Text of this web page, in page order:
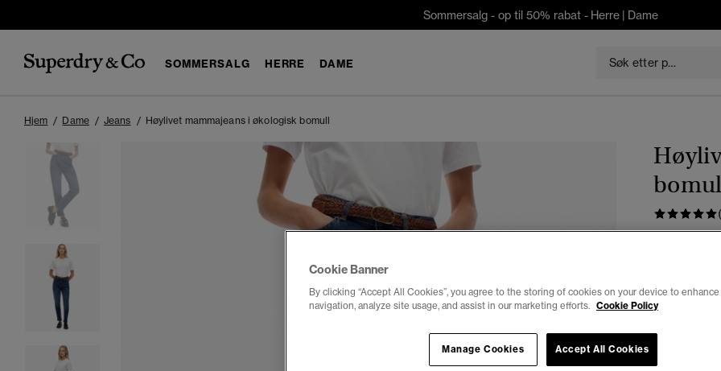
Sommersalg - op til 50% rabat - Herre | Dame
SOMMERSALG HERRE DAME
Hjem Dame Jeans Høylivet mammajeans i økologisk bomull
valgt
Cookie Banner
By clicking “Accept All Cookies”, you agree to the storing of cookies on your device to
navigation, analyze site usage, and assist in our marketing efforts. Cookie Policy
Accept All Cookies
Manage Cookies